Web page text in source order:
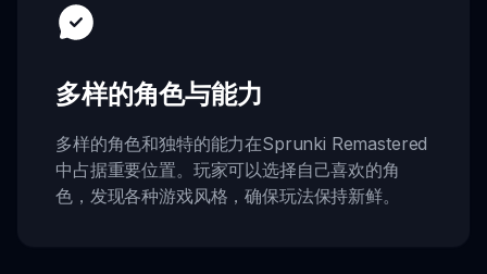
多样的角色与能力
多样的角色和独特的能力在Sprunki Remastered
中占据重要位置。玩家可以选择自己喜欢的角
色，发现各种游戏风格，确保玩法保持新鲜。